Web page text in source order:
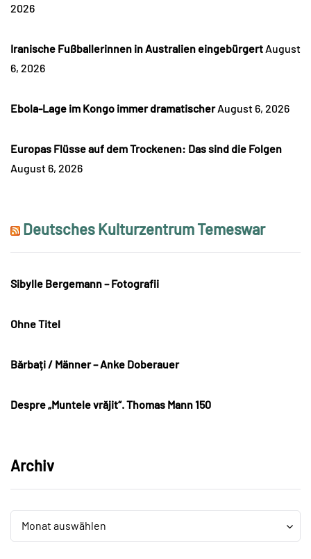
2026
Iranische Fußballerinnen in Australien eingebürgert August
6, 2026
Ebola-Lage im Kongo immer dramatischer August 6, 2026
Europas Flüsse auf dem Trockenen: Das sind die Folgen
August 6, 2026
Deutsches Kulturzentrum Temeswar
Sibylle Bergemann – Fotografii
Ohne Titel
Bărbați / Männer – Anke Doberauer
Despre „Muntele vrăjit“. Thomas Mann 150
Archiv
Monat auswählen
Archiv